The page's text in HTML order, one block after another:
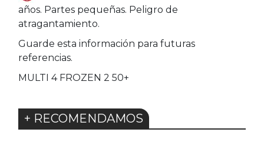
años. Partes pequeñas. Peligro de
atragantamiento.
Guarde esta información para futuras
referencias.
MULTI 4 FROZEN 2 50+
+ RECOMENDAMOS